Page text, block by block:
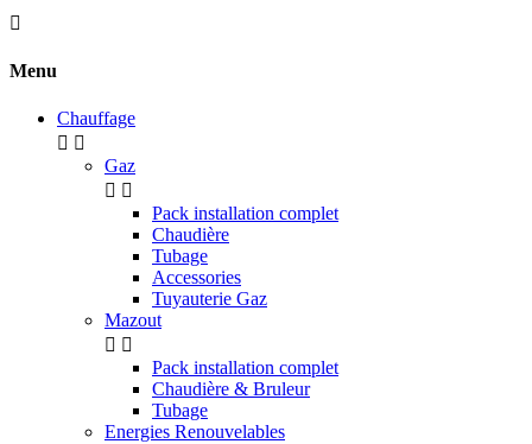

Menu
Chauffage
 
Gaz
 
Pack installation complet
Chaudière
Tubage
Accessories
Tuyauterie Gaz
Mazout
 
Pack installation complet
Chaudière & Bruleur
Tubage
Energies Renouvelables